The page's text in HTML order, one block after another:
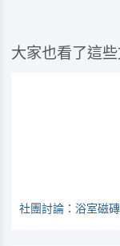
大家也看了這